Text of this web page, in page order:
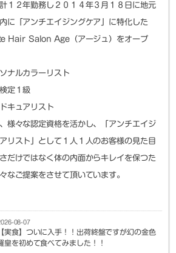
１２年勤務し２０１４年３月１８日に地元
に「アンチエイジングケア」に特化した
Hair Salon Age（アージュ）をオープ
ナルカラーリスト
定１級
キュアリスト
様々な認定資格を活かし、「アンチエイジ
リスト」として１人１人のお客様の見た目
だけではなく体の内面からキレイを保つた
なご提案をさせて頂いています。
08-07
【実食】ついに入手！！出荷終盤ですが幻の金色
皇を初めて食べてみました！！